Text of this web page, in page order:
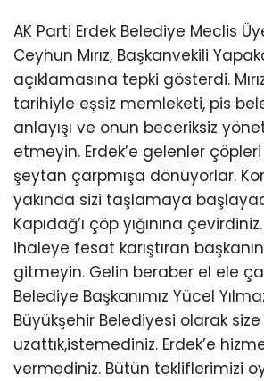
AK Parti Erdek Belediye Meclis
Ceyhun Mırız, Başkanvekili
açıklamasına tepki gösterdi.
tarihiyle eşsiz memleketi, pis
anlayışı ve onun beceriksiz
etmeyin. Erdek’e gelenler
şeytan çarpmışa dönüyorlar.
yakında sizi taşlamaya
Kapıdağ’ı çöp yığınına
ihaleye fesat karıştıran
gitmeyin. Gelin beraber el ele
Belediye Başkanımız Yücel
Büyükşehir Belediyesi olarak
uzattık,istemediniz. Erdek’e
vermediniz. Bütün tekliflerimizi